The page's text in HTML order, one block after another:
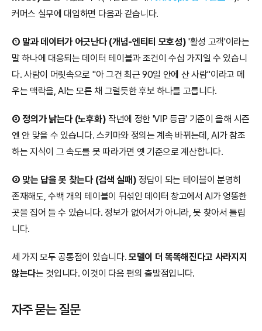
커머스 실무에 대입하면 다음과 같습니다.
① 말과 데이터가 어긋난다 (개념-엔티티 모호성) '활성 고객'이라는
말 하나에 대응되는 데이터 테이블과 조건이 수십 가지일 수 있습니
다. 사람이 머릿속으로 "아 그건 최근 90일 안에 산 사람"이라고 메
우는 맥락을, AI는 모른 채 그럴듯한 후보 하나를 고릅니다.
② 정의가 낡는다 (노후화) 작년에 정한 'VIP 등급' 기준이 올해 시즌
엔 안 맞을 수 있습니다. 스키마와 정의는 계속 바뀌는데, AI가 참조
하는 지식이 그 속도를 못 따라가면 옛 기준으로 계산합니다.
③ 맞는 답을 못 찾는다 (검색 실패) 정답이 되는 테이블이 분명히
존재해도, 수백 개의 테이블이 뒤섞인 데이터 창고에서 AI가 엉뚱한
곳을 집어 들 수 있습니다. 정보가 없어서가 아니라, 못 찾아서 틀립
니다.
세 가지 모두 공통점이 있습니다. 모델이 더 똑똑해진다고 사라지지
않는다는 것입니다. 이것이 다음 편의 출발점입니다.
자주 묻는 질문